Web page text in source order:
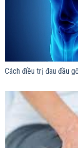
Cách điều trị đau đầu